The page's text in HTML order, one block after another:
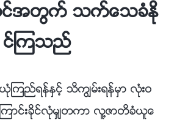
င္အတြက္ သက္ေသခံႏို
င္ၾကသည္
ကည္ရန္ႏွင့္ သိကြၽမ္းရန္မွာ လုံးဝ
ကာင္းခိုင္လုံမွ်တကာ လူ႔ဇာတိခံယူေ